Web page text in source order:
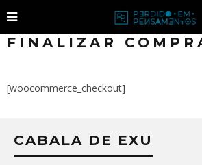
FINALIZAR
[woocommerce_checkout]
CABALA DE EXU